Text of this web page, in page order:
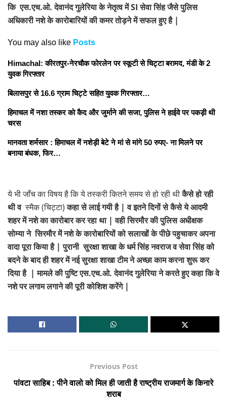
किएस.एच.ओ. देवानंद गुलेरिया के नेतृत्व मेंSI सेवा सिंह जैसे पुलिस
अधिकारी नशे के कारोबारियों की कमर तोड़ने में सफल हुए है |
You may also like Posts
Himachal: कीरतपुर-नेरचौक फोरलेन पर स्कूटी से चिट्टा बरामद, मंडी के 2
युवक गिरफ्तार
बिलासपुर से 16.6 ग्राम चिट्टे सहित युवक गिरफ्तार…
हिमाचल में नशा तस्कर काे कैद और जुर्माने की सजा, पुलिस ने हाईवे पर पकड़ी थी
चरस
मानवता शर्मसार : हिमाचल में नशेड़ी बेटे ने मां से मांगे 50 रुपए- ना मिलने पर
बनाया बंधक, फिर…
ये भी जाँच का विषय है कि ये तस्करी कितने समय से हो रही थीकैसे हो रही
थी व स्मैक (चिट्टा)कहा से लाई गयी है | व इतने दिनों से कैसे ये आदमी
शहर में नशे का कारोबार कर रहा था | वही सिरमौर की पुलिस अधीक्षक
सोम्या ने सिरमौर में नशे के कारोबारियों को सलाखों के पीछे पहुचाकर अपना
वादा पूरा किया है | पुरानी सुरक्षा शाखा के धर्म सिंह नवराज व सेवा सिंह को
बदने के बाद ही शहर में नई सुरक्षा शाखा टीम ने अच्छा काम करना शुरू कर
दिया है | मामले की पुष्टिएस.एच.ओ. देवानंद गुलेरिया ने करते हुए कहा कि वे
नशे पर लगाम लगाने की पूरी कोशिश करेंगे |
Previous Post
पांवटा साहिब : पीने वालो को मिल ही जाती है राष्ट्रीय राजमार्ग के किनारे
शराब